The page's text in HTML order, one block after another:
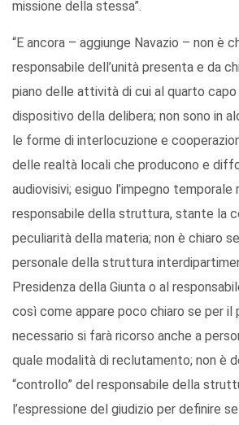
missione della stessa”.
“E ancora – aggiunge Navazio – non è
responsabile dell’unità presenta e da
piano delle attività di cui al quarto capo
dispositivo della delibera; non sono in
le forme di interlocuzione e
delle realtà locali che producono e
audiovisivi; esiguo l’impegno temporale
responsabile della struttura, stante la
peculiarità della materia; non è chiaro
personale della struttura
Presidenza della Giunta o al
così come appare poco chiaro se per il
necessario si farà ricorso anche a
quale modalità di reclutamento; non è
“controllo” del responsabile della
l’espressione del giudizio per definire